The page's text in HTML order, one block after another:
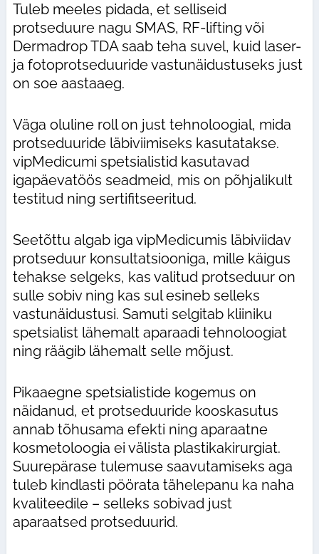
Tuleb meeles pidada, et selliseid
protseduure nagu SMAS, RF-lifting või
Dermadrop TDA saab teha suvel, kuid laser-
ja fotoprotseduuride vastunäidustuseks just
on soe aastaaeg.
Väga oluline roll on just tehnoloogial, mida
protseduuride läbiviimiseks kasutatakse.
vipMedicumi spetsialistid kasutavad
igapäevatöös seadmeid, mis on põhjalikult
testitud ning sertifitseeritud.
Seetõttu algab iga vipMedicumis läbiviidav
protseduur konsultatsiooniga, mille käigus
tehakse selgeks, kas valitud protseduur on
sulle sobiv ning kas sul esineb selleks
vastunäidustusi. Samuti selgitab kliiniku
spetsialist lähemalt aparaadi tehnoloogiat
ning räägib lähemalt selle mõjust.
Pikaaegne spetsialistide kogemus on
näidanud, et protseduuride kooskasutus
annab tõhusama efekti ning aparaatne
kosmetoloogia ei välista plastikakirurgiat.
Suurepärase tulemuse saavutamiseks aga
tuleb kindlasti pöörata tähelepanu ka naha
kvaliteedile – selleks sobivad just
aparaatsed protseduurid.